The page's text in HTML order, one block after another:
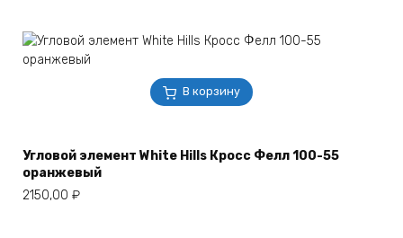
В корзину
Угловой элемент White Hills Кросс Фелл 100-55
оранжевый
2150,00 ₽